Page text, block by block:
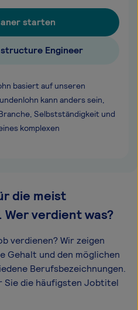
starten
Engineer
basiert auf unseren
kann anders sein,
Selbstständigkeit und
komplexen
die meist
verdient was?
verdienen? Wir zeigen
Gehalt und den möglichen
Berufsbezeichnungen.
Sie die häufigsten Jobtitel